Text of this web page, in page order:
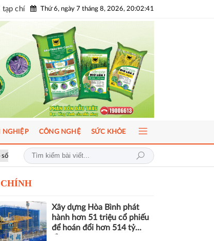
tạp chí Thứ 6, ngày 7 tháng 8, 2026, 20:02:42
ICFM 2026: Đột phá mới trong phát triển Y học bào thai và Di
NGHIỆP CÔNG NGHỆ SỨC KHỎE
Xây dựng Hòa Bình phát
hành hơn 51 triệu cổ phiếu
để hoán đổi hơn 514 tỷ